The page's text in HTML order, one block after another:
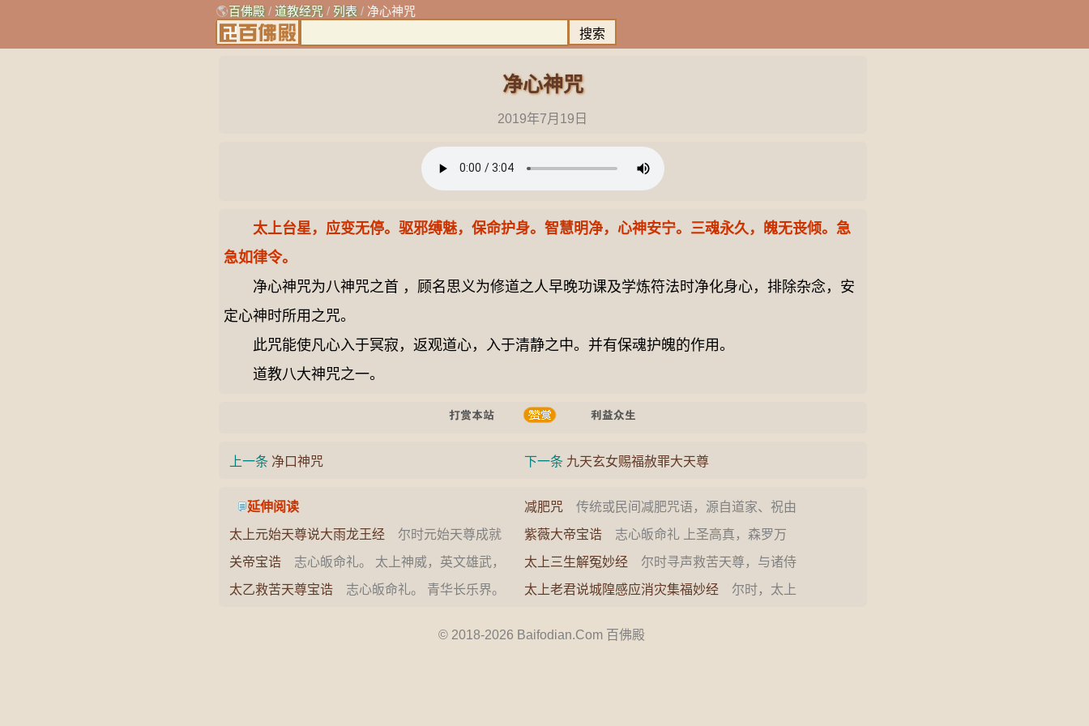
🌎百佛殿 / 道教经咒 / 列表 / 净心神咒
净心神咒
2019年7月19日
太上台星，应变无停。驱邪缚魅，保命护身。智慧明净，心神安宁。三魂永久，魄无丧倾。急
急如律令。
净心神咒为八神咒之首 ，顾名思义为修道之人早晚功课及学炼符法时净化身心，排除杂念，安
定心神时所用之咒。
此咒能使凡心入于冥寂，返观道心，入于清静之中。并有保魂护魄的作用。
道教八大神咒之一。
上一条 净口神咒 下一条 九天玄女赐福赦罪大天尊
延伸阅读 减肥咒传统或民间减肥咒语，源自道家、祝由
术等，需配合冥想或仪式： &#8204;…
太上元始天尊说大雨龙王经尔时元始天尊成就
五方国土，若有善男子善女人国土成就，与诸大
紫薇大帝宝诰志心皈命礼 上圣高真，森罗万
象。南北东西中五斗，周天一十二宫神。二十八
关帝宝诰志心皈命礼。 太上神威，英文雄武，
精忠大义，高节清廉，协运皇图，德崇演正。掌
太上三生解冤妙经尔时寻声救苦天尊，与诸侍
从巡游十方世界，化度众生，出离苦海，令归正
太乙救苦天尊宝诰志心皈命礼。 青华长乐界。
太上老君说城隍感应消灾集福妙经尔时，太上
天诸地…
© 2018-2026 Baifodian.Com 百佛殿